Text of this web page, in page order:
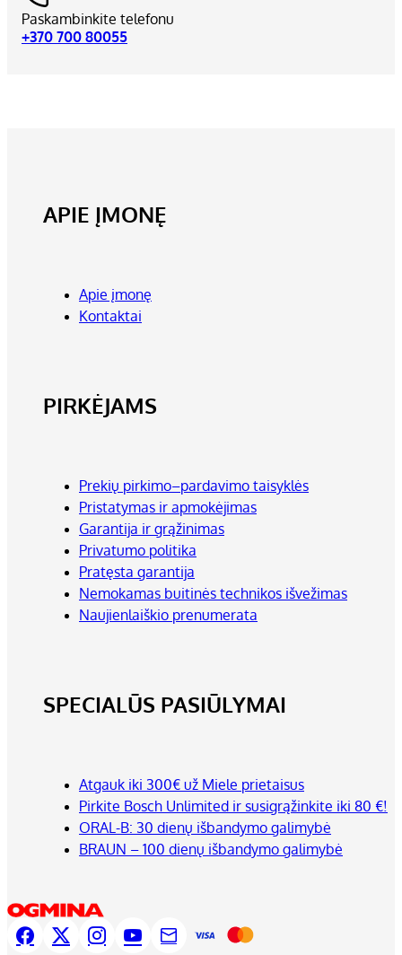
Paskambinkite telefonu
+370 700 80055
APIE ĮMONĘ
Apie įmonę
Kontaktai
PIRKĖJAMS
Prekių pirkimo–pardavimo taisyklės
Pristatymas ir apmokėjimas
Garantija ir grąžinimas
Privatumo politika
Pratęsta garantija
Nemokamas buitinės technikos išvežimas
Naujienlaiškio prenumerata
SPECIALŪS PASIŪLYMAI
Atgauk iki 300€ už Miele prietaisus
Pirkite Bosch Unlimited ir susigrąžinkite iki 80 €!
ORAL-B: 30 dienų išbandymo galimybė
BRAUN – 100 dienų išbandymo galimybė